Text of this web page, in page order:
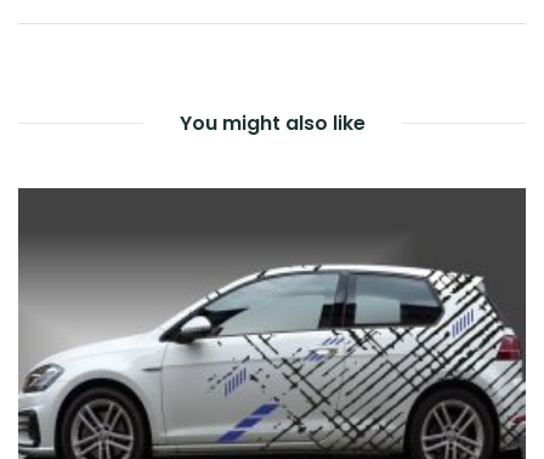
You might also like